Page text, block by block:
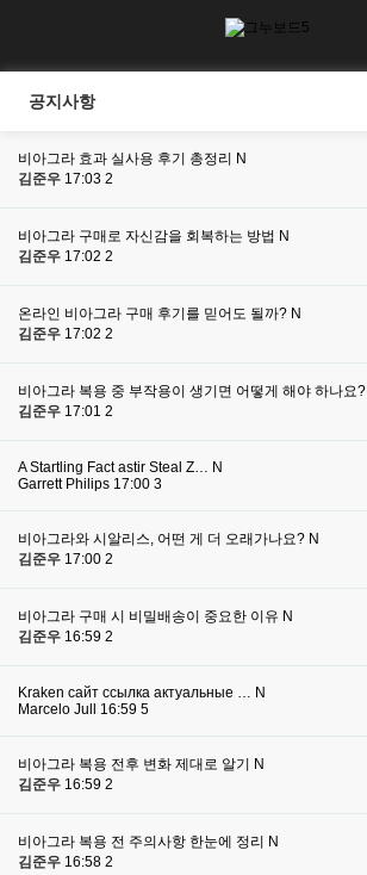
공지사항
비아그라 효과 실사용 후기 총정리
N
김준우 17:03 2
비아그라 구매로 자신감을 회복하는 방법 N
김준우 17:02 2
온라인 비아그라 구매 후기를 믿어도 될까? N
김준우 17:02 2
비아그라 복용 중 부작용이 생기면 어떻게 해야 하나요?
김준우 17:01 2
A Startling Fact astir Steal Z… N
Garrett Philips 17:00 3
비아그라와 시알리스, 어떤 게 더 오래가나요? N
김준우 17:00 2
비아그라 구매 시 비밀배송이 중요한 이유 N
김준우 16:59 2
Kraken сайт ссылка актуальные … N
Marcelo Jull
16:59 5
비아그라 복용 전후 변화 제대로 알기
N
김준우 16:59 2
비아그라 복용 전 주의사항 한눈에 정리
N
김준우 16:58 2